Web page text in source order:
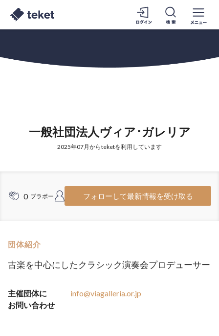
一般社団法人ヴィア･ガレリア
2025年07月からteketを利用しています
0 ブラボー フォロワー
フォローして最新情報を受け取る
団体紹介
古楽を中心にしたクラシック演奏会プロデューサー
主催団体に
お問い合わせ
info@viagalleria.or.jp